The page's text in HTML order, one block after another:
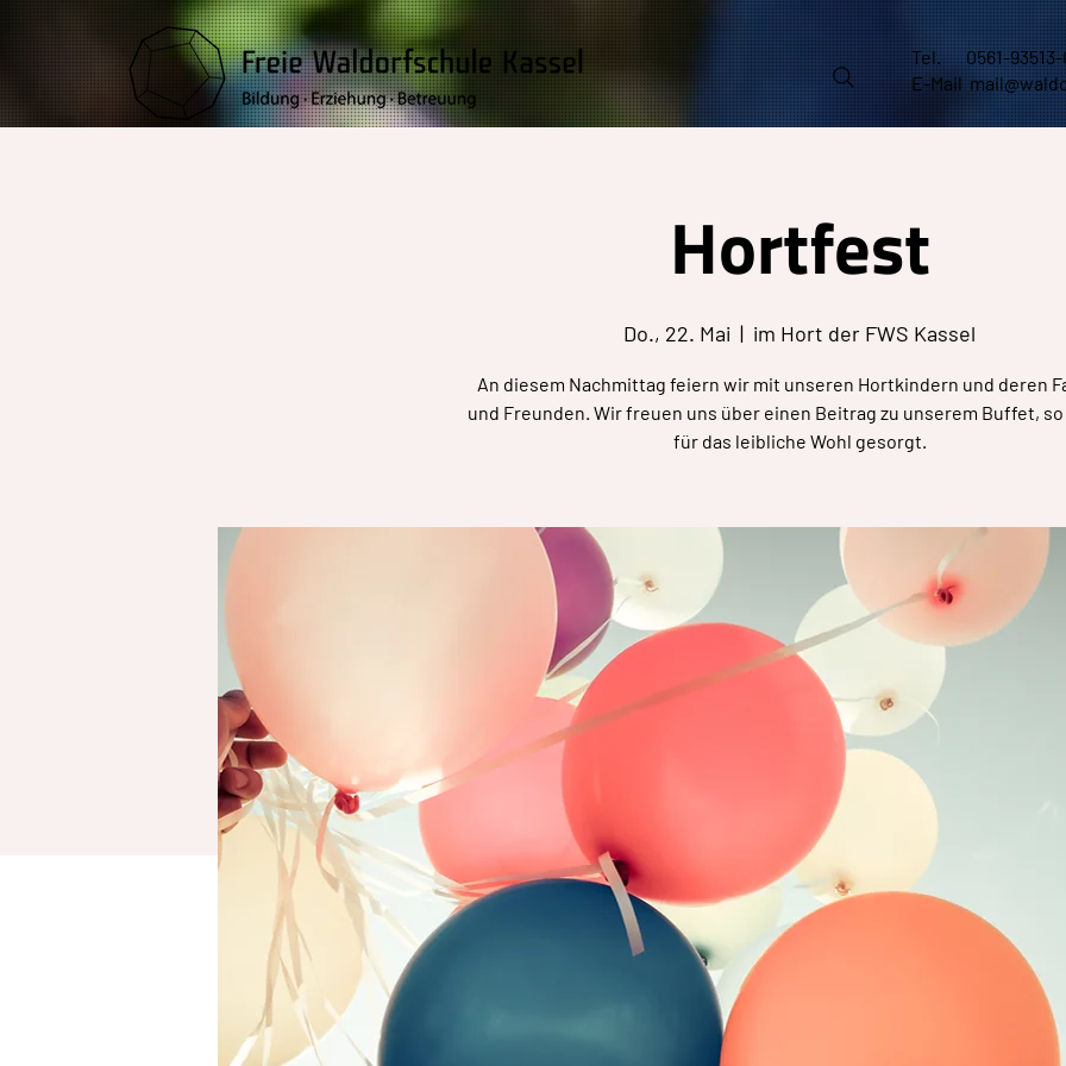
Tel.0561-
E-Mail
Hortfest
Do., 22. Mai
  |
im Hort der FWS Kassel
An diesem Nachmittag feiern wir mit unseren Hortkindern und deren
und Freunden. Wir freuen uns über einen Beitrag zu unserem Buffet,
für das leibliche Wohl gesorgt.